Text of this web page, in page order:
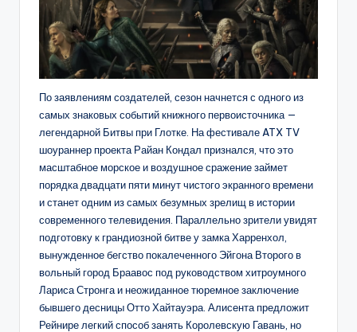
По заявлениям создателей, сезон начнется с одного из
самых знаковых событий книжного первоисточника —
легендарной Битвы при Глотке. На фестивале ATX TV
шоураннер проекта Райан Кондал признался, что это
масштабное морское и воздушное сражение займет
порядка двадцати пяти минут чистого экранного времени
и станет одним из самых безумных зрелищ в истории
современного телевидения. Параллельно зрители увидят
подготовку к грандиозной битве у замка Харренхол,
вынужденное бегство покалеченного Эйгона Второго в
вольный город Браавос под руководством хитроумного
Лариса Стронга и неожиданное тюремное заключение
бывшего десницы Отто Хайтауэра. Алисента предложит
Рейнире легкий способ занять Королевскую Гавань, но